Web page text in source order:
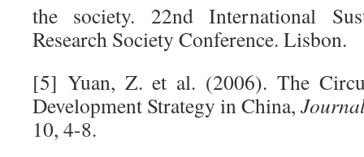
the society. 22nd International
Research Society Conference. Lisbon.
[5] Yuan, Z. et al. (2006). The
Development Strategy in China,
10, 4-8.